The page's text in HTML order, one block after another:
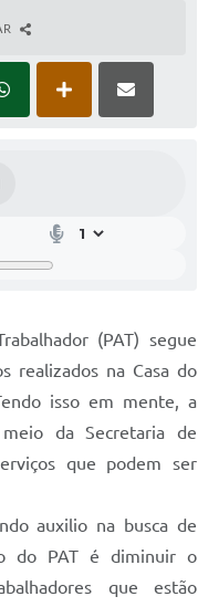
(PAT) segue
realizados na Casa do
isso em mente, a
da Secretaria de
que podem ser
auxilio na busca de
do PAT é diminuir o
que estão